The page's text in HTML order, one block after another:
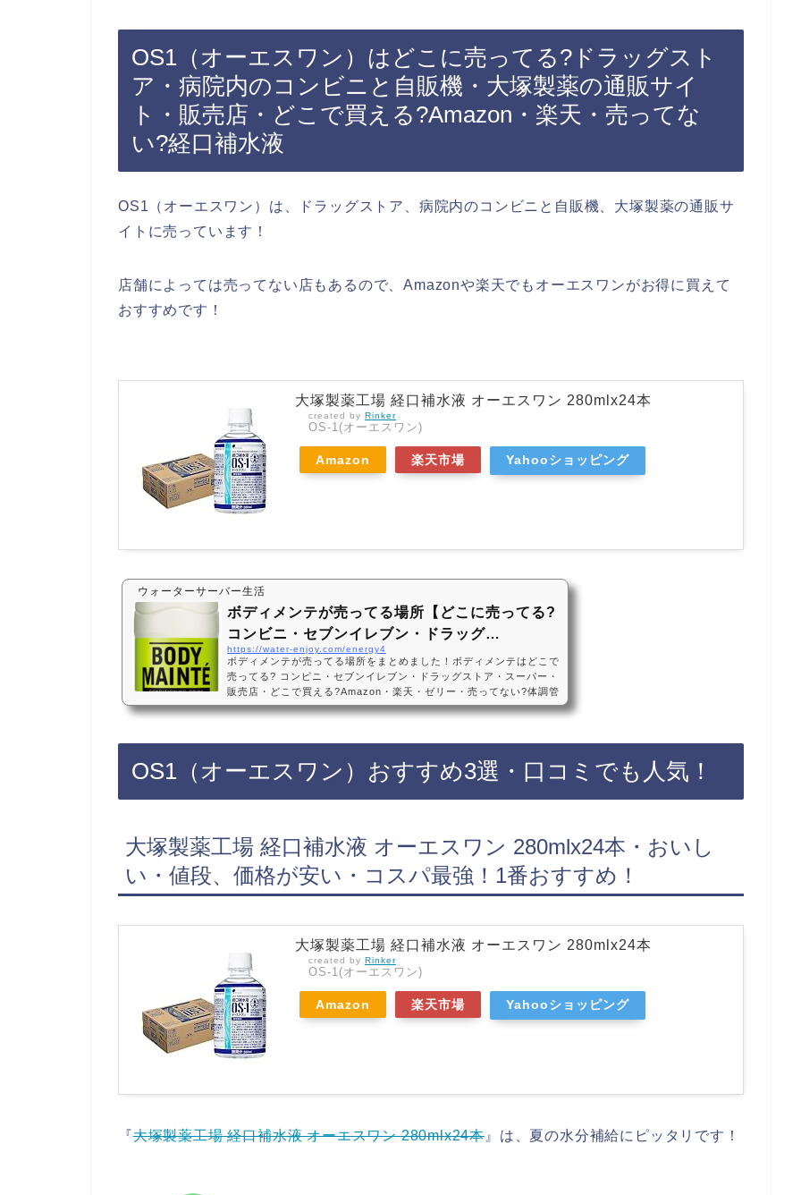
OS1（オーエスワン）はどこに売ってる?ドラッグスト
ア・病院内のコンビニと自販機・大塚製薬の通販サイ
ト・販売店・どこで買える?Amazon・楽天・売ってな
い?経口補水液
OS1（オーエスワン）は、ドラッグストア、病院内のコンビニと自販機、大塚製薬の通販サ
イトに売っています！
店舗によっては売ってない店もあるので、Amazonや楽天でもオーエスワンがお得に買えて
おすすめです！
大塚製薬工場 経口補水液 オーエスワン 280mlx24本
created by Rinker
OS-1(オーエスワン)
Amazon 楽天市場 Yahooショッピング
ウォーターサーバー生活
ボディメンテが売ってる場所【どこに売ってる?
コンビニ・セブンイレブン・ドラッグ…
https://water-enjoy.com/energy4
ボディメンテが売ってる場所をまとめました！ボディメンテはどこで
売ってる? コンビニ・セブンイレブン・ドラッグストア・スーパー・
販売店・どこで買える?Amazon・楽天・ゼリー・売ってない?体調管
理ボディメンテは、セブンイレブンなどのコンビニ、ドラッグスト
ィメンテ ドリンク(500ml×24(ケース))・まずい?おいしい?効果・値
段、価格…
OS1（オーエスワン）おすすめ3選・口コミでも人気！
大塚製薬工場 経口補水液 オーエスワン 280mlx24本・おいし
い・値段、価格が安い・コスパ最強！1番おすすめ！
大塚製薬工場 経口補水液 オーエスワン 280mlx24本
created by Rinker
OS-1(オーエスワン)
Amazon 楽天市場 Yahooショッピング
『大塚製薬工場 経口補水液 オーエスワン 280mlx24本 』は、夏の水分補給にピッタリです！